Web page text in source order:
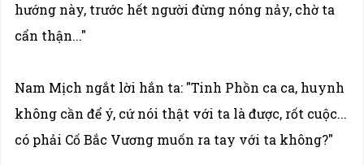
hướng này, trước hết người đừng nóng nảy, chờ ta
cẩn thận..."
Nam Mịch ngắt lời hắn ta: "Tinh Phồn ca ca, huynh
không cần để ý, cứ nói thật với ta là được, rốt cuộc...
có phải Cố Bắc Vương muốn ra tay với ta không?"